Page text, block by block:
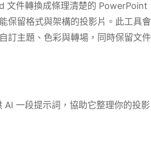
文件轉換成條理清楚的 PowerPoint
保留格式與架構的投影片。此工具會
訂主題、色彩與轉場，同時保留文件
一段提示詞，協助它整理你的投影